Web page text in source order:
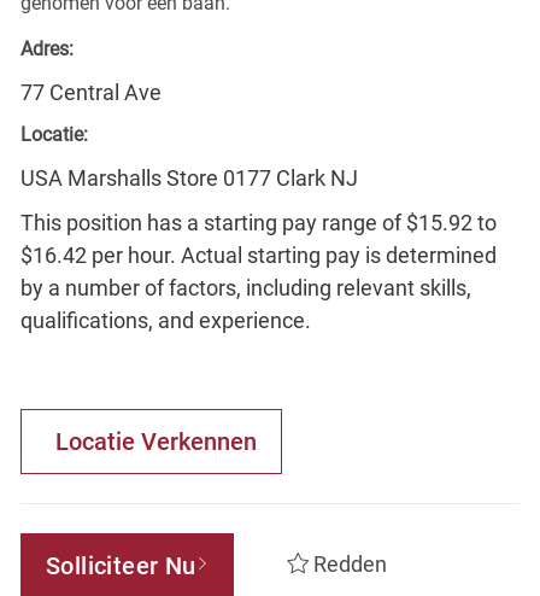
Adres:
77 Central Ave
Locatie:
USA Marshalls Store 0177 Clark NJ
This position has a starting pay range of $15.92 to
$16.42 per hour. Actual starting pay is determined
by a number of factors, including relevant skills,
qualifications, and experience.
Locatie Verkennen
Solliciteer Nu Redden